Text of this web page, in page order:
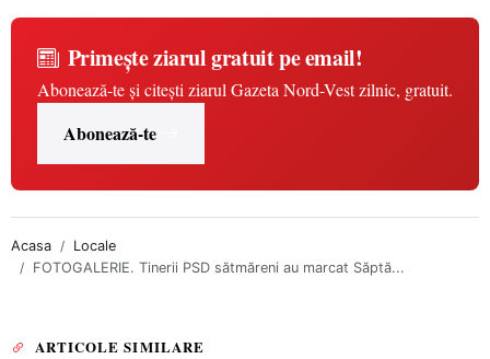
Primește ziarul gratuit pe email!
Abonează-te și citești ziarul Gazeta Nord-Vest zilnic, gratuit.
Abonează-te
Acasa
Locale
FOTOGALERIE. Tinerii PSD sătmăreni au marcat Săptă...
ARTICOLE SIMILARE